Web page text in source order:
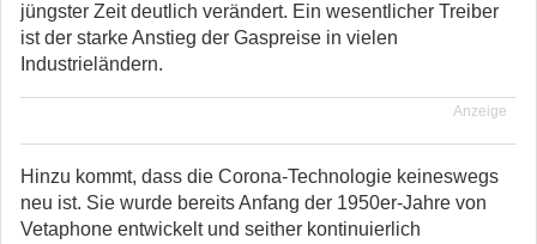
jüngster Zeit deutlich verändert. Ein wesentlicher Treiber
ist der starke Anstieg der Gaspreise in vielen
Industrieländern.
Anzeige
Hinzu kommt, dass die Corona-Technologie keineswegs
neu ist. Sie wurde bereits Anfang der 1950er-Jahre von
Vetaphone entwickelt und seither kontinuierlich